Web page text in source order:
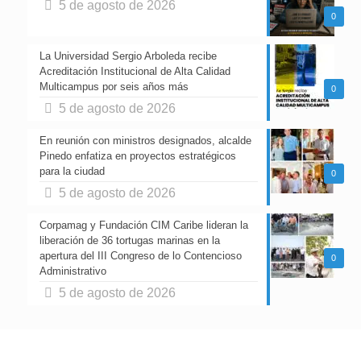
0
5 de agosto de 2026
0
La Universidad Sergio Arboleda recibe
Acreditación Institucional de Alta Calidad
Multicampus por seis años más
5 de agosto de 2026
0
En reunión con ministros designados, alcalde
Pinedo enfatiza en proyectos estratégicos
para la ciudad
5 de agosto de 2026
0
Corpamag y Fundación CIM Caribe lideran la
liberación de 36 tortugas marinas en la
apertura del III Congreso de lo Contencioso
Administrativo
5 de agosto de 2026